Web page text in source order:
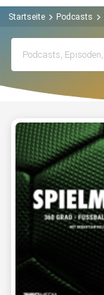
Startseite Podcasts